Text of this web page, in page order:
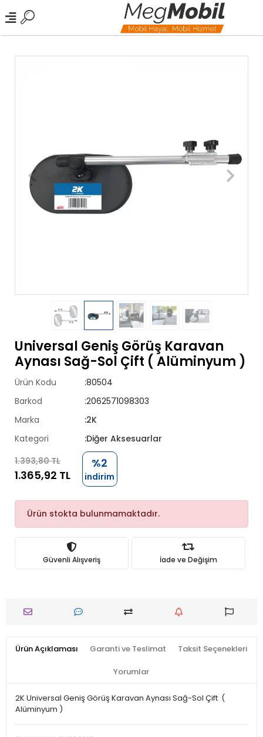
Universal Geniş Görüş Karavan
Aynası Sağ-Sol Çift ( Alüminyum )
Ürün Kodu
:80504
Barkod
:2062571098303
Marka
:2K
Kategori
:Diğer Aksesuarlar
1.393,80 TL
1.365,92 TL
%2
indirim
Ürün stokta bulunmamaktadır.
Güvenli Alışveriş İade ve Değişim
Ürün Açıklaması Garanti ve Teslimat Taksit Seçenekleri
Yorumlar
2K Universal Geniş Görüş Karavan Aynası Sağ-Sol Çift (
Alüminyum )